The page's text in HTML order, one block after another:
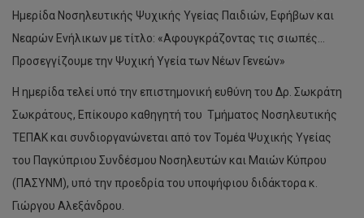
Ημερίδα Νοσηλευτικής Ψυχικής Υγείας Παιδιών, Εφήβων και
Νεαρών Ενήλικων με τίτλο: «Αφουγκράζοντας τις σιωπές…
Προσεγγίζουμε την Ψυχική Υγεία των Νέων Γενεών»
Η ημερίδα τελεί υπό την επιστημονική ευθύνη του Δρ. Σωκράτη
Σωκράτους, Επίκουρο καθηγητή του Τμήματος Νοσηλευτικής
ΤΕΠΑΚ και συνδιοργανώνεται από τον Τομέα Ψυχικής Υγείας
του Παγκύπριου Συνδέσμου Νοσηλευτών και Μαιών Κύπρου
(ΠΑΣΥΝΜ), υπό την προεδρία του υποψήφιου διδάκτορα κ.
Γιώργου Αλεξάνδρου.